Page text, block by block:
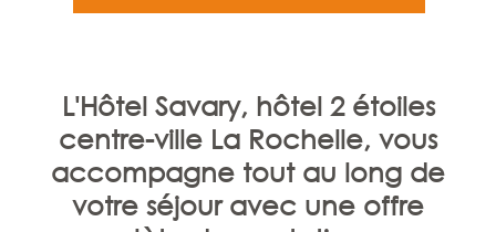
L'Hôtel Savary, hôtel 2 étoiles
centre-ville La Rochelle, vous
accompagne tout au long de
votre séjour avec une offre